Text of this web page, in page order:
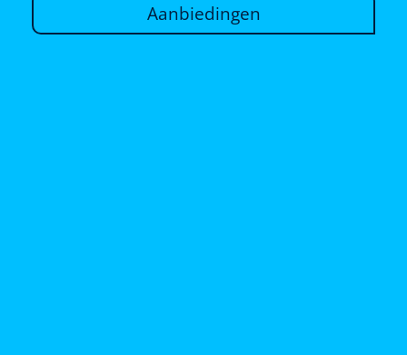
Aanbiedingen